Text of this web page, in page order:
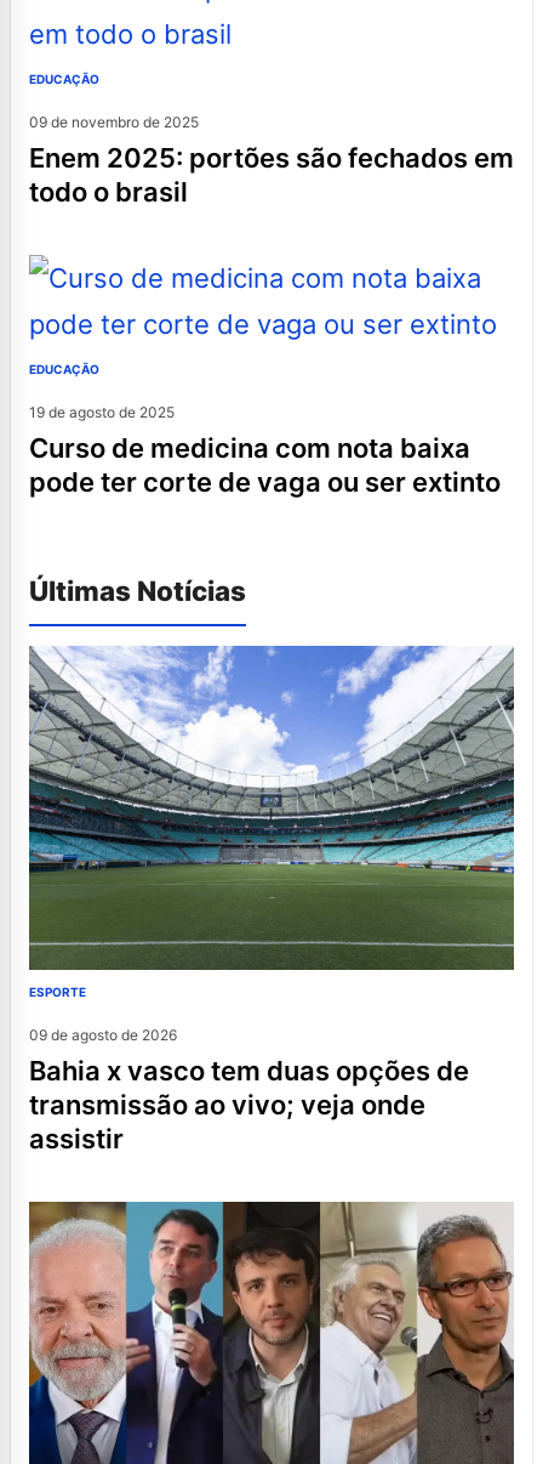
EDUCAÇÃO
09 de novembro de 2025
enem 2025: portões são fechados em
todo o brasil
EDUCAÇÃO
19 de agosto de 2025
curso de medicina com nota baixa
pode ter corte de vaga ou ser extinto
Últimas Notícias
ESPORTE
09 de agosto de 2026
bahia x vasco tem duas opções de
transmissão ao vivo; veja onde
assistir